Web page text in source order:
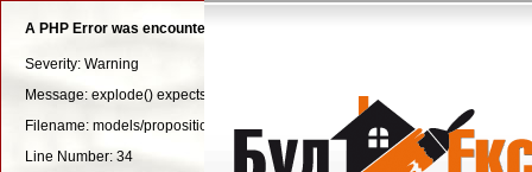
A PHP Error was encountered
Severity: Warning
Message: explode() expects parameter 3 to be long, string given
Filename: models/proposition_settings_model.php
Line Number: 34